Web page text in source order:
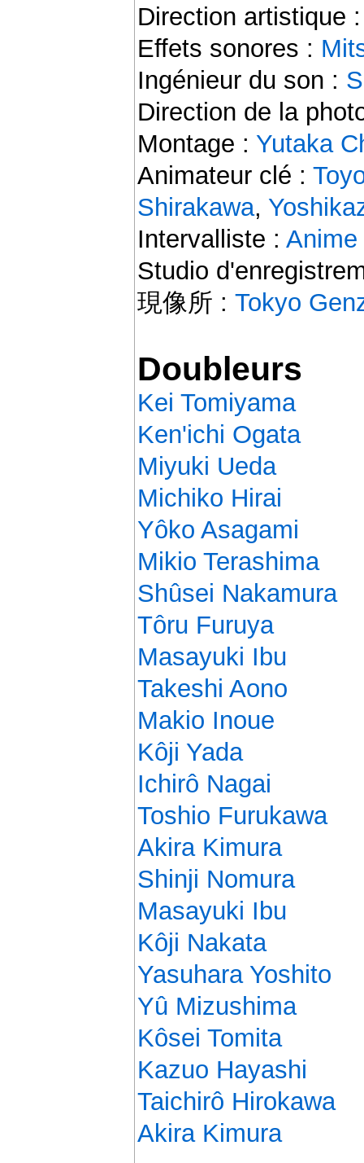
Direction artistique
Effets sonores :
Ingénieur du son :
Direction de la
Montage : Yutaka
Animateur clé :
Shirakawa,
Intervalliste : Anime
Studio
現像所 : Tokyo
Doubleurs
Kei Tomiyama
Ken'ichi Ogata
Miyuki Ueda
Michiko Hirai
Yôko Asagami
Mikio Terashima
Shûsei Nakamura
Tôru Furuya
Masayuki Ibu
Takeshi Aono
Makio Inoue
Kôji Yada
Ichirô Nagai
Toshio Furukawa
Akira Kimura
Shinji Nomura
Masayuki Ibu
Kôji Nakata
Yasuhara Yoshito
Yû Mizushima
Kôsei Tomita
Kazuo Hayashi
Taichirô Hirokawa
Akira Kimura